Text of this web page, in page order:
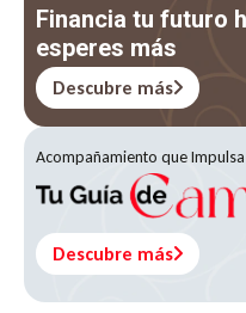
Financia tu futuro
esperes más
Descubre más
Acompañamiento que
Descubre más